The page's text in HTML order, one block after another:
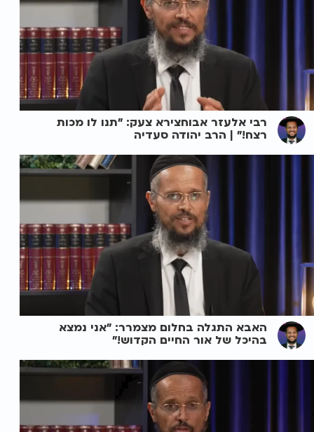
רבי אלעזר אבוחצירא צעק: "תנו לו מכות
רצח!" | הרב יהודה סעדיה
האבא התגלה בחלום מצמרר: "אני נמצא
בהיכל של אור החיים הקדוש!"